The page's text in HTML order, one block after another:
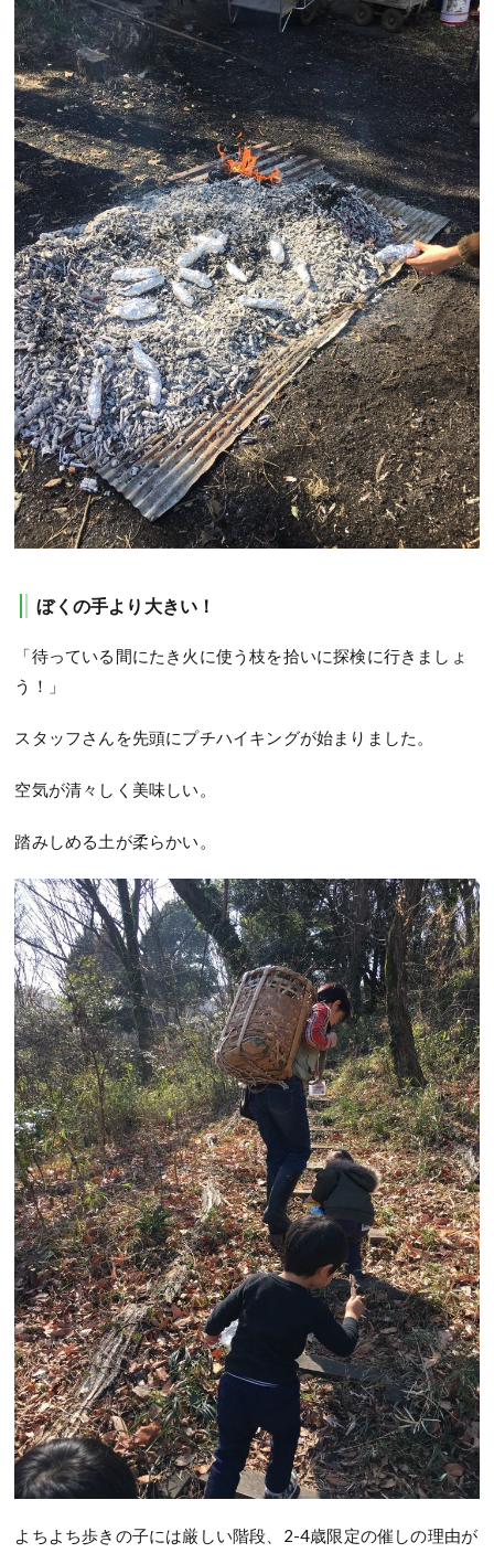
ぼくの手より大きい！
「待っている間にたき火に使う枝を拾いに探検に行きましょ
う！」
スタッフさんを先頭にプチハイキングが始まりました。
空気が清々しく美味しい。
踏みしめる土が柔らかい。
よちよち歩きの子には厳しい階段、2-4歳限定の催しの理由が